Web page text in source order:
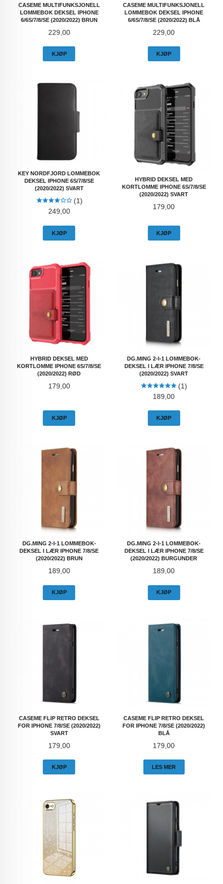
CASEME MULTIFUNKSJONELL
LOMMEBOK DEKSEL IPHONE
6/6S/7/8/SE (2020/2022) BRUN
Pris
229,00
KJØP
CASEME MULTIFUNKSJONELL
LOMMEBOK DEKSEL IPHONE
6/6S/7/8/SE (2020/2022) BLÅ
Pris
229,00
KJØP
KEY NORDFJORD LOMMEBOK
DEKSEL IPHONE 6S/7/8/SE
(2020/2022) SVART
(1)
Pris
249,00
KJØP
HYBRID DEKSEL MED
KORTLOMME IPHONE 6S/7/8/SE
(2020/2022) SVART
Pris
179,00
KJØP
HYBRID DEKSEL MED
KORTLOMME IPHONE 6S/7/8/SE
(2020/2022) RØD
Pris
179,00
KJØP
DG.MING 2-I-1 LOMMEBOK-
DEKSEL I LÆR IPHONE 7/8/SE
(2020/2022) SVART
(1)
Pris
189,00
KJØP
DG.MING 2-I-1 LOMMEBOK-
DEKSEL I LÆR IPHONE 7/8/SE
(2020/2022) BRUN
Pris
189,00
KJØP
DG.MING 2-I-1 LOMMEBOK-
DEKSEL I LÆR IPHONE 7/8/SE
(2020/2022) BURGUNDER
Pris
189,00
KJØP
CASEME FLIP RETRO DEKSEL
FOR IPHONE 7/8/SE (2020/2022)
SVART
Pris
179,00
KJØP
CASEME FLIP RETRO DEKSEL
FOR IPHONE 7/8/SE (2020/2022)
BLÅ
Pris
179,00
LES MER